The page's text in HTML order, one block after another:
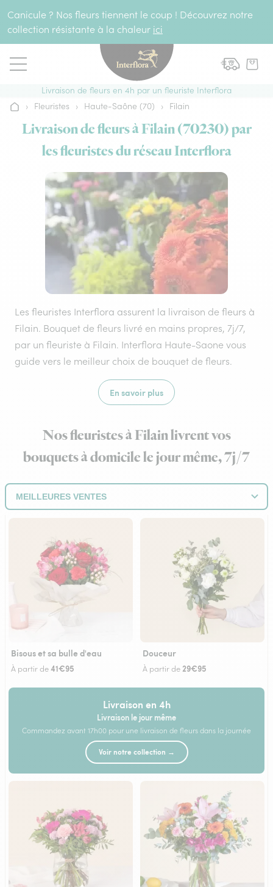
Canicule ? Nos fleurs tiennent le coup ! Découvrez notre
collection résistante à la chaleur ici
Livraison de fleurs en 4h par un fleuriste Interflora
Accueil
› Fleuristes › Haute-Saône (70) › Filain
Livraison de fleurs à Filain (70230) par
les fleuristes du réseau Interflora
Les fleuristes Interflora assurent la livraison de fleurs à
Filain. Bouquet de fleurs livré en mains propres, 7j/7,
par un fleuriste à Filain. Interflora Haute-Saone vous
guide vers le meilleur choix de bouquet de fleurs.
En savoir plus
Nos fleuristes à Filain livrent vos
bouquets à domicile le jour même, 7j/7
Bisous et sa bulle d'eau
À partir de41€95
Douceur
À partir de29€95
Livraison en 4h
Livraison le jour même
Commandez avant 17h00 pour une livraison de fleurs dans la journée
Voir notre collection →